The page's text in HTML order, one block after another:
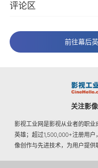
评论区
前往幕后
关注影
影视工业网是影视从业者的职业
英雄；超过1,500,000+注册用
像创作与先进技术，为用户提供